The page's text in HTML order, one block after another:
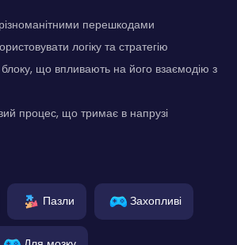
різноманітними перешкодами
логіку та стратегію
що впливають на його взаємодію з
процес, що тримає в напрузі
Пазли Захопливі